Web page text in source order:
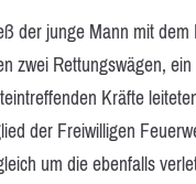
der junge Mann mit
zwei Rettungswägen,
Kräfte
der Freiwilligen
um die ebenfalls